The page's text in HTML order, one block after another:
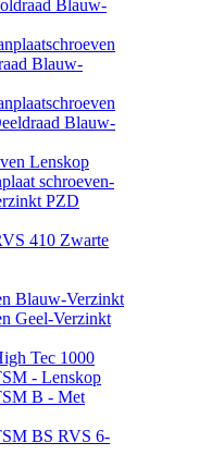
Blauw-
Blauw-
Blauw-
Lenskop
schroeven-
PZD
410 Zwarte
Blauw-Verzinkt
Geel-Verzinkt
Tec 1000
- Lenskop
B - Met
BS RVS 6-